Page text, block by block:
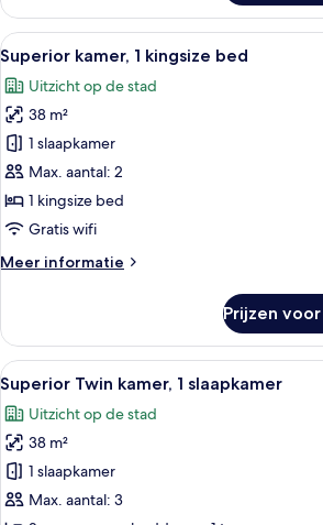
Twin
kamer
Alle
foto's
voor
Superior
kamer,
1
kingsize
bed
Een
4
Superior kamer, 1 kingsize bed
Uitzicht op de stad
38 m²
1 slaapkamer
Max. aantal: 2
1 kingsize bed
Gratis wifi
Meer informatie
Meer
kamer,
kingsize
bed
Prijzen
Alle
foto's
voor
Superior
Twin
kamer,
Een
4
Superior Twin kamer, 1 slaapkamer
Uitzicht op de stad
38 m²
1 slaapkamer
Max. aantal: 3